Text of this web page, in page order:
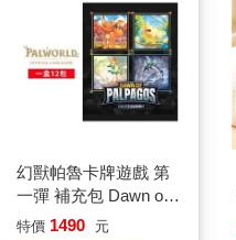
幻獸帕魯卡牌遊戲 第
一彈 補充包 Dawn of
Palpagos（日文版一
特價 1490 元